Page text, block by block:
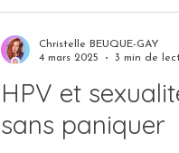
HPV et
sans paniquer
Christelle BEUQUE-GAY
4 mars 2025
3 min de